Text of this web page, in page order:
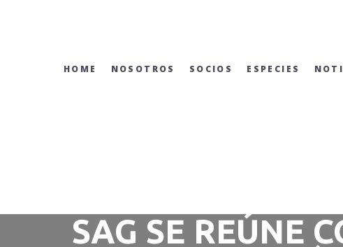
HOME NOSOTROS SOCIOS ESPECIES
SAG SE REÚNE